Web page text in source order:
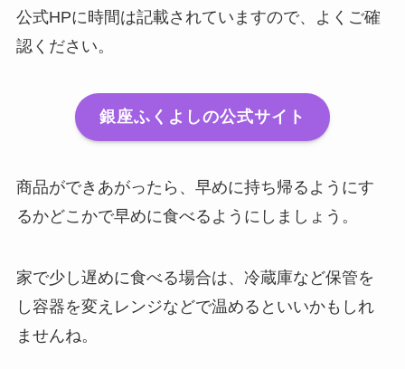
公式HPに時間は記載されていますので、よくご確
認ください。
銀座ふくよしの公式サイト
商品ができあがったら、早めに持ち帰るようにす
るかどこかで早めに食べるようにしましょう。
家で少し遅めに食べる場合は、冷蔵庫など保管を
し容器を変えレンジなどで温めるといいかもしれ
ませんね。